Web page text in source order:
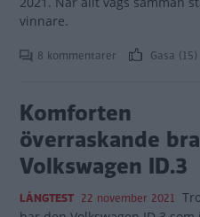
vinnare.
8 kommentarer Gasa (15)
Komforten
överraskande
Volkswagen ID.3
LÅNGTEST 22 november 2021